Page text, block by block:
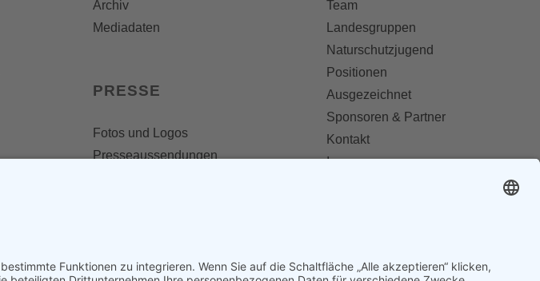
Archiv
Mediadaten
PRESSE
Fotos und Logos
Presseaussendungen
Team
Landesgruppen
Naturschutzjugend
Positionen
Ausgezeichnet
Sponsoren & Partner
Kontakt
Impressum